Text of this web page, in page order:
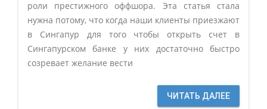
роли престижного оффшора. Эта статья стала
нужна потому, что когда наши клиенты приезжают
в Сингапур для того чтобы открыть счет в
Сингапурском банке у них достаточно быстро
созревает желание вести
ЧИТАТЬ ДАЛЕЕ